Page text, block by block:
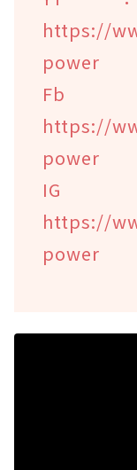
https://
power
https://
power
https://
power